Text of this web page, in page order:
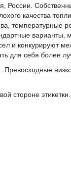
качества
и конкурируют
для себя более
стороне этикетки.